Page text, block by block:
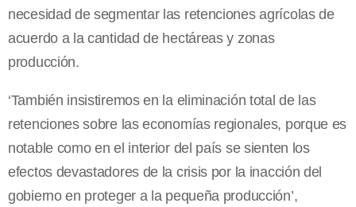
necesidad de segmentar las retenciones agrícolas de
acuerdo a la cantidad de hectáreas y zonas
producción.
‘También insistiremos en la eliminación total de las
retenciones sobre las economías regionales, porque es
notable como en el interior del país se sienten los
efectos devastadores de la crisis por la inacción del
gobierno en proteger a la pequeña producción’,